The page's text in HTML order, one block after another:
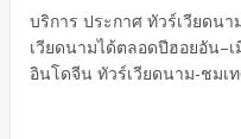
บริการ ประกาศ ทัวร์เวียดน
เวียดนามได้ตลอดปีฮอยอัน–
อินโดจีน ทัวร์เวียดนาม-ชมเ